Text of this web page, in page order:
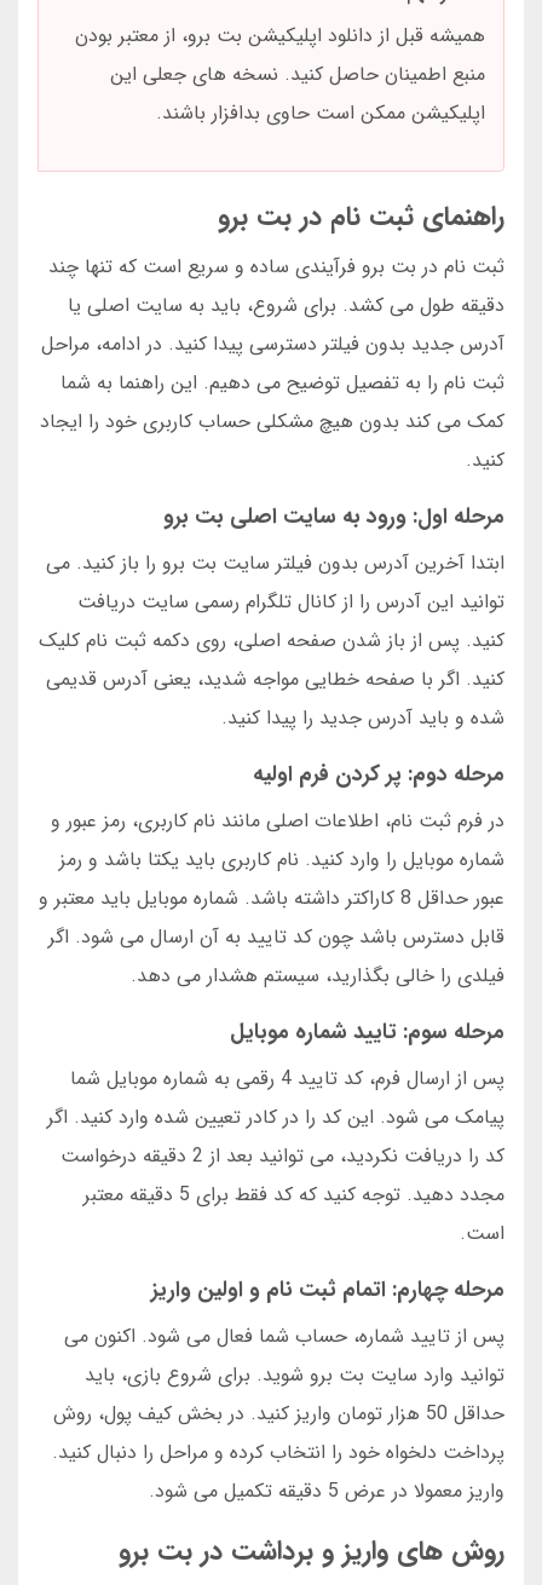
همیشه قبل از دانلود اپلیکیشن بت برو، از معتبر بودن
منبع اطمینان حاصل کنید. نسخه های جعلی این
اپلیکیشن ممکن است حاوی بدافزار باشند.
راهنمای ثبت نام در بت برو
ثبت نام در بت برو فرآیندی ساده و سریع است که تنها چند
دقیقه طول می کشد. برای شروع، باید به سایت اصلی یا
آدرس جدید بدون فیلتر دسترسی پیدا کنید. در ادامه، مراحل
ثبت نام را به تفصیل توضیح می دهیم. این راهنما به شما
کمک می کند بدون هیچ مشکلی حساب کاربری خود را ایجاد
کنید.
مرحله اول: ورود به سایت اصلی بت برو
ابتدا آخرین آدرس بدون فیلتر سایت بت برو را باز کنید. می
توانید این آدرس را از کانال تلگرام رسمی سایت دریافت
کنید. پس از باز شدن صفحه اصلی، روی دکمه ثبت نام کلیک
کنید. اگر با صفحه خطایی مواجه شدید، یعنی آدرس قدیمی
شده و باید آدرس جدید را پیدا کنید.
مرحله دوم: پر کردن فرم اولیه
در فرم ثبت نام، اطلاعات اصلی مانند نام کاربری، رمز عبور و
شماره موبایل را وارد کنید. نام کاربری باید یکتا باشد و رمز
عبور حداقل 8 کاراکتر داشته باشد. شماره موبایل باید معتبر و
قابل دسترس باشد چون کد تایید به آن ارسال می شود. اگر
فیلدی را خالی بگذارید، سیستم هشدار می دهد.
مرحله سوم: تایید شماره موبایل
پس از ارسال فرم، کد تایید 4 رقمی به شماره موبایل شما
پیامک می شود. این کد را در کادر تعیین شده وارد کنید. اگر
کد را دریافت نکردید، می توانید بعد از 2 دقیقه درخواست
مجدد دهید. توجه کنید که کد فقط برای 5 دقیقه معتبر
است.
مرحله چهارم: اتمام ثبت نام و اولین واریز
پس از تایید شماره، حساب شما فعال می شود. اکنون می
توانید وارد سایت بت برو شوید. برای شروع بازی، باید
حداقل 50 هزار تومان واریز کنید. در بخش کیف پول، روش
پرداخت دلخواه خود را انتخاب کرده و مراحل را دنبال کنید.
واریز معمولا در عرض 5 دقیقه تکمیل می شود.
روش های واریز و برداشت در بت برو